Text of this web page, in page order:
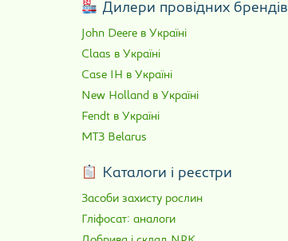
Дилери провідних брендів
John Deere в Україні
Claas в Україні
Case IH в Україні
New Holland в Україні
Fendt в Україні
МТЗ Belarus
Каталоги і реєстри
Засоби захисту рослин
Гліфосат: аналоги